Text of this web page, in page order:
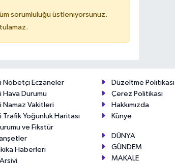
sorumluluğu üstleniyorsunuz.
Nöbetçi Eczaneler
Hava Durumu
Namaz Vakitleri
Trafik Yoğunluk Haritası
ve Fikstür
Haberleri
Düzeltme Politikası
Çerez Politikası
Hakkımızda
Künye
DÜNYA
GÜNDEM
MAKALE